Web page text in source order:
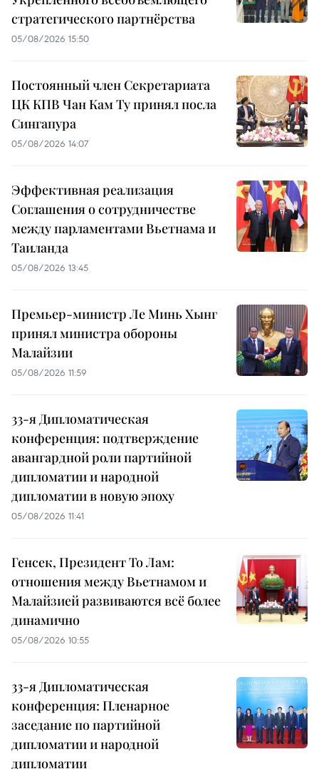
стратегического партнёрства
05/08/2026 15:50
Постоянный член Секретариата
ЦК КПВ Чан Кам Ту принял посла
Сингапура
05/08/2026 14:07
Эффективная реализация
Соглашения о сотрудничестве
между парламентами Вьетнама и
Таиланда
05/08/2026 13:45
Премьер-министр Ле Минь Хынг
принял министра обороны
Малайзии
05/08/2026 11:59
33-я Дипломатическая
конференция: подтверждение
авангардной роли партийной
дипломатии и народной
дипломатии в новую эпоху
05/08/2026 11:41
Генсек, Президент То Лам:
отношения между Вьетнамом и
Малайзией развиваются всё более
динамично
05/08/2026 10:55
33-я Дипломатическая
конференция: Пленарное
заседание по партийной
дипломатии и народной
дипломатии